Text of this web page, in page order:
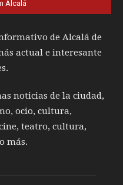
Alcalá
de Alcalá de
actual e interesante
noticias de la ciudad,
ocio, cultura,
teatro, cultura,
más.